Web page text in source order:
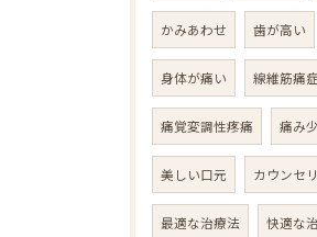
かみあわせ 歯が高い
身体が痛い 線維筋痛症
痛覚変調性疼痛 痛み
美しい口元 カウンセ
最適な治療法 快適な